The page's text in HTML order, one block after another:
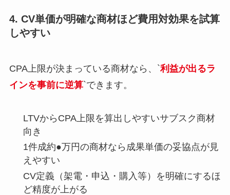
4. CV単価が明確な商材ほど費用対効果を試算
しやすい
CPA上限が決まっている商材なら、`利益が出るラ
インを事前に逆算`できます。
LTVからCPA上限を算出しやすいサブスク商材
向き
1件成約●万円の商材なら成果単価の妥協点が見
えやすい
CV定義（架電・申込・購入等）を明確にするほ
ど精度が上がる